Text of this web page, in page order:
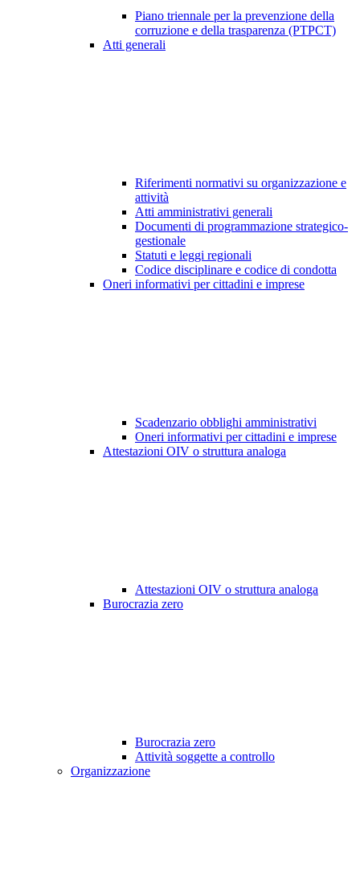
Piano triennale per la prevenzione della
corruzione e della trasparenza (PTPCT)
Atti generali
Riferimenti normativi su organizzazione e
attività
Atti amministrativi generali
Documenti di programmazione strategico-
gestionale
Statuti e leggi regionali
Codice disciplinare e codice di condotta
Oneri informativi per cittadini e imprese
Scadenzario obblighi amministrativi
Oneri informativi per cittadini e imprese
Attestazioni OIV o struttura analoga
Attestazioni OIV o struttura analoga
Burocrazia zero
Burocrazia zero
Attività soggette a controllo
Organizzazione